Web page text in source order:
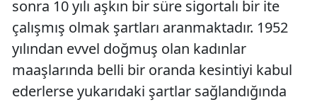
sonra 10 yılı aşkın bir süre sigortalı bir ite
çalışmış olmak şartları aranmaktadır. 1952
yılından evvel doğmuş olan kadınlar
maaşlarında belli bir oranda kesintiyi kabul
ederlerse yukarıdaki şartlar sağlandığında